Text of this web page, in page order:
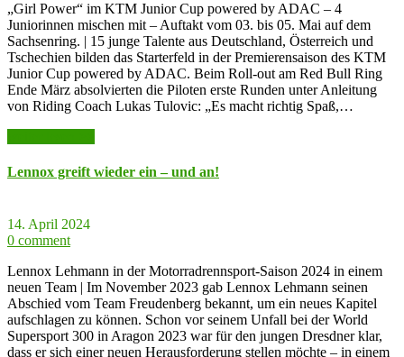
„Girl Power“ im KTM Junior Cup powered by ADAC – 4
Juniorinnen mischen mit – Auftakt vom 03. bis 05. Mai auf dem
Sachsenring. | 15 junge Talente aus Deutschland, Österreich und
Tschechien bilden das Starterfeld in der Premierensaison des KTM
Junior Cup powered by ADAC. Beim Roll-out am Red Bull Ring
Ende März absolvierten die Piloten erste Runden unter Anleitung
von Riding Coach Lukas Tulovic: „Es macht richtig Spaß,…
Lennox greift wieder ein – und an!
14. April 2024
0 comment
Lennox Lehmann in der Motorradrennsport-Saison 2024 in einem
neuen Team | Im November 2023 gab Lennox Lehmann seinen
Abschied vom Team Freudenberg bekannt, um ein neues Kapitel
aufschlagen zu können. Schon vor seinem Unfall bei der World
Supersport 300 in Aragon 2023 war für den jungen Dresdner klar,
dass er sich einer neuen Herausforderung stellen möchte – in einem